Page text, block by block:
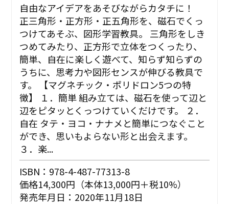
自由なアイデアをあそびながらカタチに！
正三角形・正方形・正五角形を、磁石でくっ
つけてあそぶ、図形学習教具。 三角形をしき
つめてみたり、正方形で立体をつくったり、
簡単、自在に楽しく遊べて、知らず知らずの
うちに、思考力や図形センスが伸びる教具で
す。 【マグネチック・ポリドロン5つの特
徴】 １．簡単 組み立ては、磁石を使って辺と
辺をピタッとくっつけていくだけです。 ２．
自在 タテ・ヨコ・ナナメと簡単につなぐこと
ができ、思いもよらない形と出会えます。
３．楽...
ISBN：978-4-487-77313-8
価格14,300円（本体13,000円＋税10%）
発売年月日：2020年11月18日